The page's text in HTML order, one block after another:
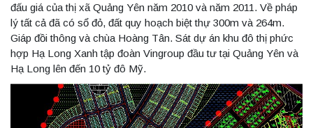
đấu giá của thị xã Quảng Yên năm 2010 và năm 2011. Về pháp
lý tất cả đã có sổ đỏ, đất quy hoạch biệt thự 300m và 264m.
Giáp đồi thông và chùa Hoàng Tân. Sát dự án khu đô thị phức
hợp Hạ Long Xanh tập đoàn Vingroup đầu tư tại Quảng Yên và
Hạ Long lên đến 10 tỷ đô Mỹ.